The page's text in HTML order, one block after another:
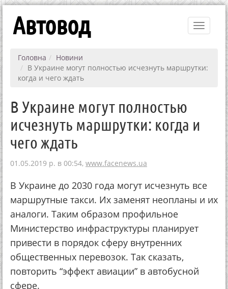
Toggle
Автовод
Головна
Новини
В Украине могут полностью исчезнуть маршрутки:
когда и чего ждать
В Украине могут полностью
исчезнуть маршрутки: когда и
чего ждать
01.05.2019 р. в 00:54, www.facenews.ua
В Украине до 2030 года могут исчезнуть все
маршрутные такси. Их заменят неопланы и их
аналоги. Таким образом профильное
Министерство инфраструктуры планирует
привести в порядок сферу внутренних
общественных перевозок. Так сказать,
повторить “эффект авиации” в автобусной
сфере.